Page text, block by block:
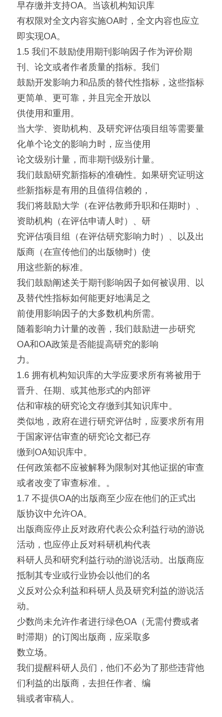
早存缴并支持OA。当该机构知识库
有权限对全文内容实施OA时，全文内容也应立
即实现OA。
1.5 我们不鼓励使用期刊影响因子作为评价期
刊、论文或者作者质量的指标。我们
鼓励开发影响力和品质的替代性指标，这些指标
更简单、更可靠，并且完全开放以
供使用和重用。
当大学、资助机构、及研究评估项目组等需要量
化单个论文的影响力时，应当使用
论文级别计量，而非期刊级别计量。
我们鼓励研究新指标的准确性。如果研究证明这
些新指标是有用的且值得信赖的，
我们将鼓励大学（在评估教师升职和任期时）、
资助机构（在评估申请人时）、研
究评估项目组（在评估研究影响力时）、以及出
版商（在宣传他们的出版物时）使
用这些新的标准。
我们鼓励阐述关于期刊影响因子如何被误用、以
及替代性指标如何能更好地满足之
前使用影响因子的大多数机构所需。
随着影响力计量的改善，我们鼓励进一步研究
OA和OA政策是否能提高研究的影响
力。
1.6 拥有机构知识库的大学应要求所有将被用于
晋升、任期、或其他形式的内部评
估和审核的研究论文存缴到其知识库中。
类似地，政府在进行研究评估时，应要求所有用
于国家评估审查的研究论文都已存
缴到OA知识库中。
任何政策都不应被解释为限制对其他证据的审查
或者改变了审查标准。。
1.7 不提供OA的出版商至少应在他们的正式出
版协议中允许OA。
出版商应停止反对政府代表公众利益行动的游说
活动，也应停止反对科研机构代表
科研人员和研究利益行动的游说活动。出版商应
抵制其专业或行业协会以他们的名
义反对公众利益和科研人员及研究利益的游说活
动。
少数尚未允许作者进行绿色OA（无需付费或者
时滞期）的订阅出版商，应采取多
数立场。
我们提醒科研人员们，他们不必为了那些违背他
们利益的出版商，去担任作者、编
辑或者审稿人。